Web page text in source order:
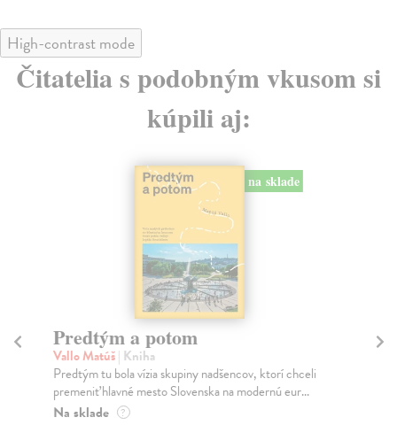
High-contrast mode
Čitatelia s podobným vkusom si
kúpili aj:
Město a jeho nejisté zdi
Murakami Haruki| Kniha
Ty jsi to byla, kdo mi vyprávěl o tom městě. Město a
jeho nejisté zdi – dlouho očekávaný román Haru...
Na sklade ?